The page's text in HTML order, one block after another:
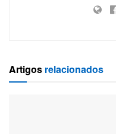
Artigos relacionados